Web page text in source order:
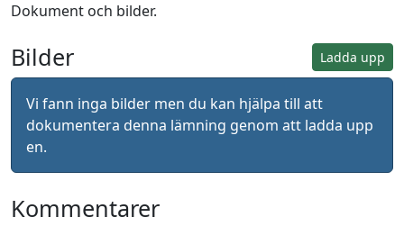
Dokument och bilder.
Ladda upp
Bilder
Vi fann inga bilder men du kan hjälpa till att
dokumentera denna lämning genom att ladda upp
en.
Kommentarer